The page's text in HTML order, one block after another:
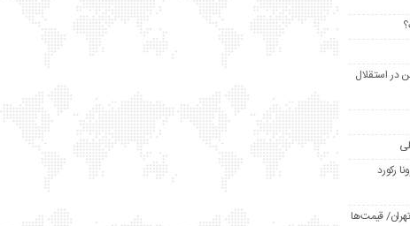
در استقلال
رکورد
قیمت‌ها